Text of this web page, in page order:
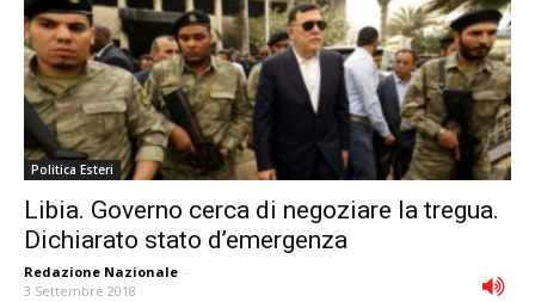
Politica Esteri
Libia. Governo cerca di negoziare la tregua.
Dichiarato stato d’emergenza
Redazione Nazionale -
3 Settembre 2018